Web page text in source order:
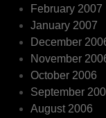
February 2007
January 2007
December
November
October 2006
September
August 2006